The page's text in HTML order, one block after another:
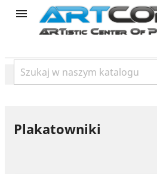
category

Plakatowniki